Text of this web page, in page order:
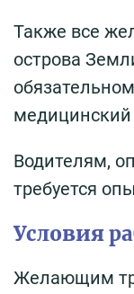
Также все
острова
медицинский
Водителям,
требуется
Условия
Желающим